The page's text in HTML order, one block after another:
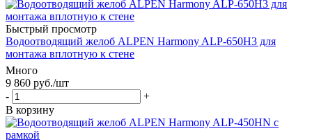
Быстрый просмотр
Водоотводящий желоб ALPEN Harmony ALP-650H3 для
монтажа вплотную к стене
Много
9 860 руб./шт
-
+
В корзину